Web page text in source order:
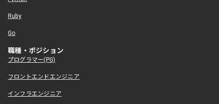
Ruby
Go
職種・ポジション
プログラマー(PG)
フロントエンドエンジニア
インフラエンジニア